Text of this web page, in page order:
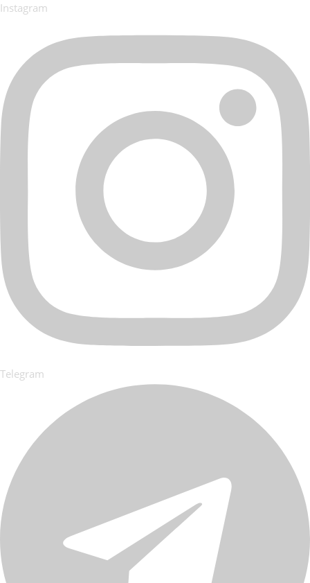
Instagram
Telegram